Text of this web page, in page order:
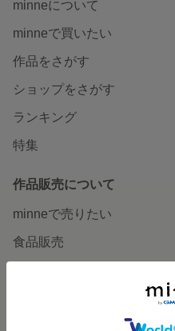
minneについて
minneで買いたい
作品をさがす
ショップをさがす
ランキング
特集
作品販売について
minneで売りたい
食品販売